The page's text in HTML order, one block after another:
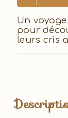
Un
pour
leurs cris